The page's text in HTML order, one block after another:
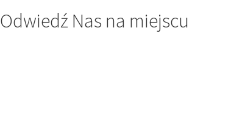
Odwiedź Nas na miejscu